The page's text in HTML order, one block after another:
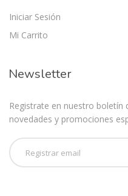
Iniciar Sesión
Mi Carrito
Newsletter
Registrate en nuestro
novedades y promociones